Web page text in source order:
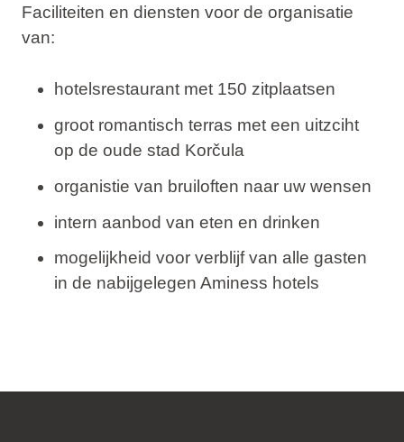
Faciliteiten en diensten voor de organisatie
van:
hotelsrestaurant met 150 zitplaatsen
groot romantisch terras met een uitzciht
op de oude stad Korčula
organistie van bruiloften naar uw wensen
intern aanbod van eten en drinken
mogelijkheid voor verblijf van alle gasten
in de nabijgelegen Aminess hotels